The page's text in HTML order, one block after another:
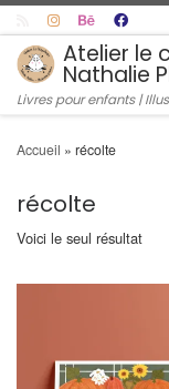
Skip to content
Atelier le
Nathalie
Livres pour enfants |
Accueil » récolte
récolte
Voici le seul résultat